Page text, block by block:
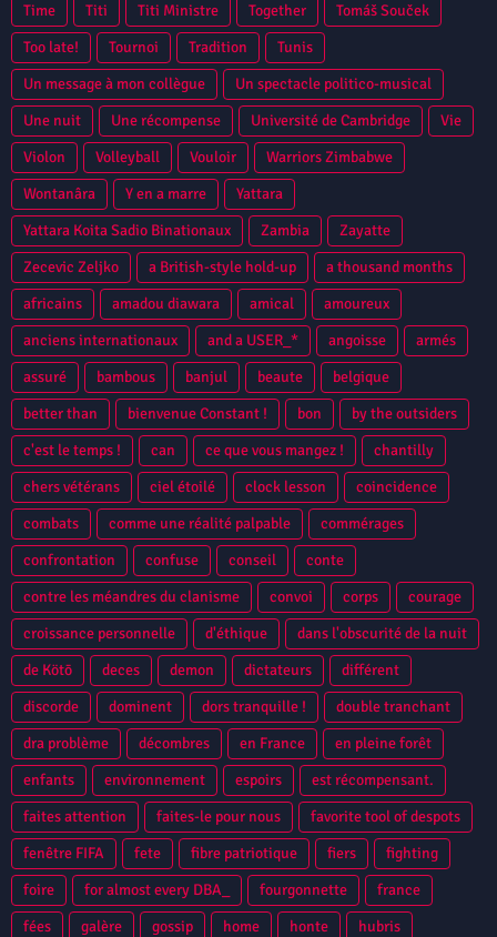
Time
Titi Titi Ministre Together
Tomáš Souček
Too late!
Tournoi Tradition
Tunis
Un message à mon collègue
Un spectacle politico-musical
Une nuit
Une récompense Université de Cambridge
Vie
Violon
Volleyball Vouloir
Warriors Zimbabwe
Wontanâra
Y en a marre
Yattara
Yattara Koita Sadio Binationaux
Zambia
Zayatte
Zecevic Zeljko
a British-style hold-up
a thousand months
africains
amadou diawara amical
amoureux
anciens internationaux
and a USER_* angoisse
armés
assuré
bambous banjul beaute
belgique
better than
bienvenue Constant ! bon
by the outsiders
c'est le temps !
can ce que vous mangez !
chantilly
chers vétérans
ciel étoilé clock lesson
coincidence
combats
comme une réalité palpable
commérages
confrontation
confuse conseil
conte
contre les méandres du clanisme
convoi corps
courage
croissance personnelle
d'éthique
dans l'obscurité de la nuit
de Kötō
deces demon dictateurs
différent
discorde
dominent dors tranquille !
double tranchant
dra problème
décombres en France
en pleine forêt
enfants
environnement espoirs
est récompensant.
faites attention
faites-le pour nous
favorite tool of despots
fenêtre FIFA
fete fibre patriotique fiers
fighting
foire
for almost every DBA_ fourgonnette
france
fées
galère gossip home honte
hubris